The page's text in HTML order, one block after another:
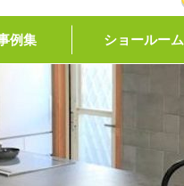
例集 ショールーム